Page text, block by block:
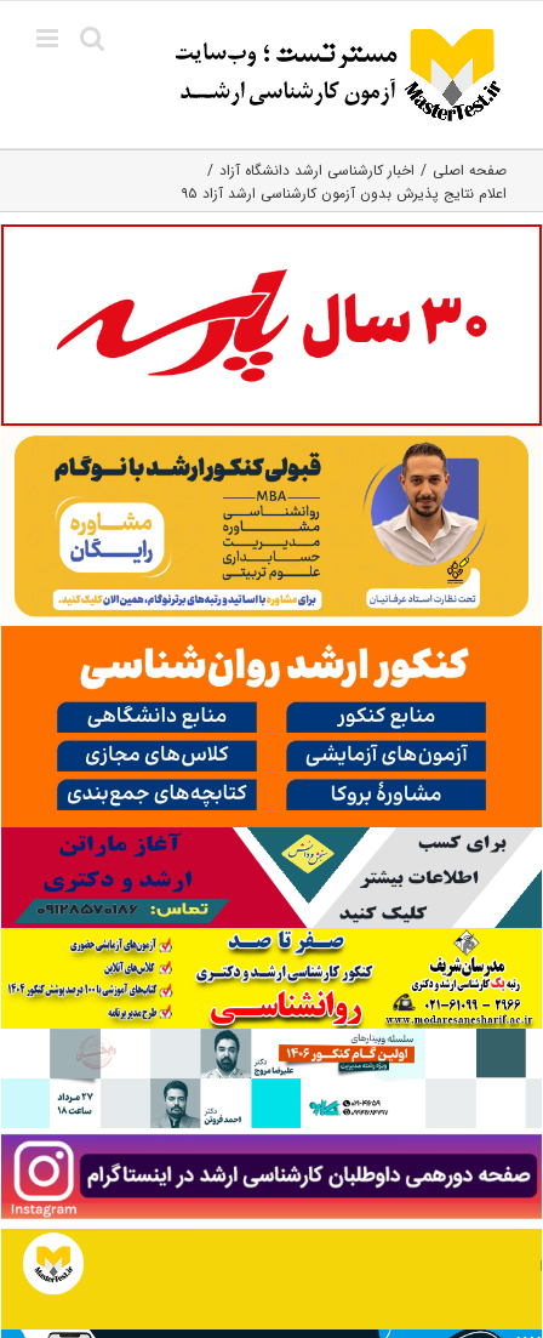
content
صفحه اصلی
اخبار کارشناسی ارشد دانشگاه آزاد
اعلام نتایج پذیرش بدون آزمون کارشناسی ارشد آزاد ۹۵